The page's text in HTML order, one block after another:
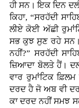
ਹੀ ਸਨ। ਇਕ ਦਿਨ
ਕਿਹਾ, “ਸਰਹੱਦੀ
ਲੀਏ ਕੋਈ ਅੱਛੀ
ਸਭ ਕੁਝ ਸੁਣ ਰਹੇ ਸਨ।
ਨਹੀਂ?” ਸਰਹੱਦੀ
ਜ਼ਿਆਦਾ ਬੋਲਤੇ ਹੈਂ।
ਵਾਰ ਰੁਮਾਂਟਿਕ
ਦਰਦ ਹੈ ਜੋ ਅਬ ਵੀ
ਕਾ ਦਰਦ ਨਹੀਂ ਸਮਝ